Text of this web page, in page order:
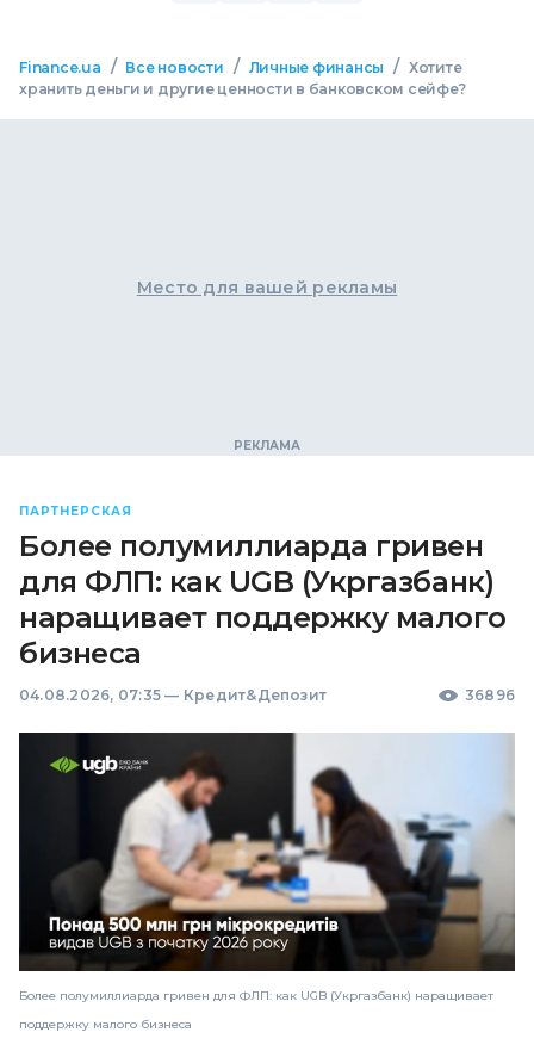
Finance.ua / Все новости / Личные финансы / Хотите
хранить деньги и другие ценности в банковском сейфе?
Место для вашей рекламы
ПАРТНЕРСКАЯ
Более полумиллиарда гривен
для ФЛП: как UGB (Укргазбанк)
наращивает поддержку малого
бизнеса
04.08.2026, 07:35 — Кредит&Депозит 36896
Более полумиллиарда гривен для ФЛП: как UGB (Укргазбанк) наращивает
поддержку малого бизнеса